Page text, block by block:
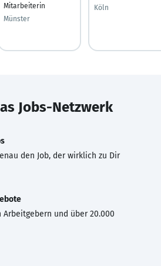
Mitarbeiterin
Münster
Köln
Jobs-Netzwerk
den Job, der wirklich zu Dir
Arbeitgebern und über 20.000